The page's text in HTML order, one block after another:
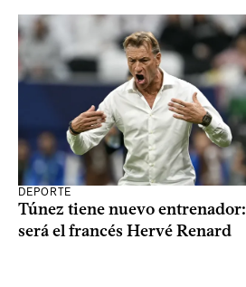
DEPORTE
Túnez tiene nuevo entrenador:
será el francés Hervé Renard